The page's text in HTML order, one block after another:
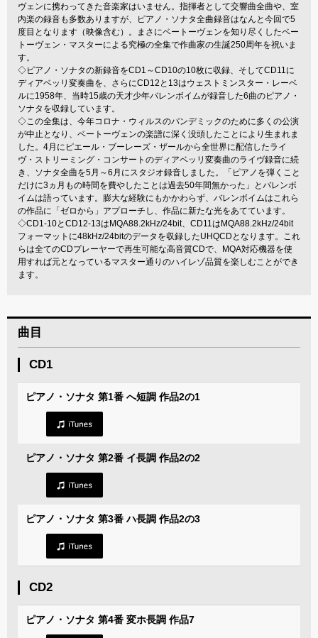
ヴェンに携わってきた音楽家はいません。指揮者として交響曲全曲や、室
内楽の録音も多数ありますが、ピアノ・ソナタ全曲録音はなんと今回で5
度目となります（映像含む）。まさにベートーヴェンを知り尽くしたベー
トーヴェン・マスターによる究極の全集で作曲家の生誕250周年を祝いま
す。
◇ピアノ・ソナタの新録音をCD1～CD10の10枚に収録、そしてCD11に
ディアベッリ変奏曲を、さらにCD12と13はウェストミンスター・レーベ
ルに1958年、当時15歳の天才少年バレンボイムが録音した6曲のピアノ・
ソナタを収録しています。
◇この全集は、今年コロナ・ウィルスのパンデミックのために多くの公演
が中止となり、ベートーヴェンの楽譜に深く没頭したことにより生まれま
した。4月にピエール・ブーレーズ・ザールから全世界に配信したライ
ヴ・ストリーミング・コンサートのディアベッリ変奏曲のライヴ録音に続
き、ソナタ全曲を5月～6月にスタジオ録音しました。「ピアノを弾くこと
だけに3ヵ月もの時間を費やしたことは過去50年間無かった」とバレンボ
イムは語っています。膨大な経験にもかかわらず、バレンボイムはこれら
の作品に「ゼロから」アプローチし、作品に新たな光をあてています。
◇CD1-10とCD12-13はMQA88.2kHz/24bit、CD11はMQA88.2kHz/24bit
フォーマットに48kHz/24bitのデータを収録したUHQCDとなります。これ
らは全てのCDプレーヤーで再生可能な高音質CDで、MQA対応機器を使
用すれば元となっているマスター通りのハイレゾ品質を楽しむことができ
ます。
曲目
CD1
ピアノ・ソナタ 第1番 へ短調 作品2の1
ピアノ・ソナタ 第2番 イ長調 作品2の2
ピアノ・ソナタ 第3番 ハ長調 作品2の3
CD2
ピアノ・ソナタ 第4番 変ホ長調 作品7